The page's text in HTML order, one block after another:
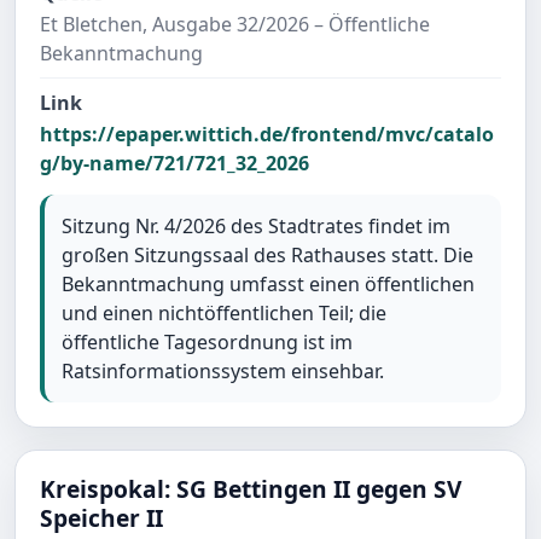
Et Bletchen, Ausgabe 32/2026 – Öffentliche
Bekanntmachung
Link
https://epaper.wittich.de/frontend/mvc/catalo
g/by-name/721/721_32_2026
Sitzung Nr. 4/2026 des Stadtrates findet im
großen Sitzungssaal des Rathauses statt. Die
Bekanntmachung umfasst einen öffentlichen
und einen nichtöffentlichen Teil; die
öffentliche Tagesordnung ist im
Ratsinformationssystem einsehbar.
Kreispokal: SG Bettingen II gegen SV
Speicher II